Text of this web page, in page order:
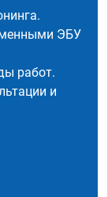
ЭБУ
работ.
и